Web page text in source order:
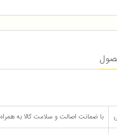
با ضمانت اصالت و سلامت کالا به همراه 12 ماه گارانتی